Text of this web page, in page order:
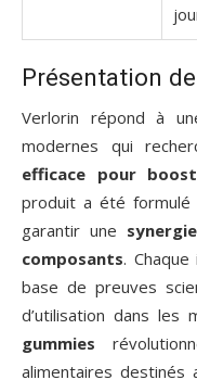
Présentation
Verlorin répond à
modernes qui
efficace pour
produit a été
garantir une
composants.
base de preuves
d’utilisation dans les
gummies
alimentaires destinés